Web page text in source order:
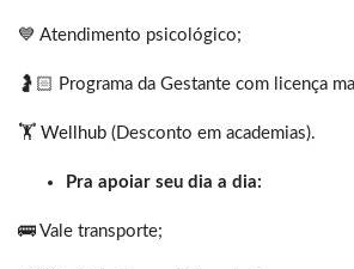
💙 Atendimento psicológico;
🤰🏻 Programa da Gestante com licença
🏋️‍ Wellhub (Desconto em academias).
Pra apoiar seu dia a dia:
🚌 Vale transporte;